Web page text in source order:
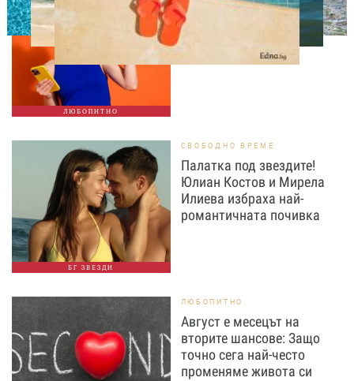
ЛЮБОПИТНО
ТЕСТ: Какво издава
телефонът ти за теб?
БГ ЗВЕЗДИ
СВОБОДНО ВРЕМЕ
Палатка под звездите!
Юлиан Костов и Мирела
Илиева избраха най-
романтичната почивка
ЛЮБОПИТНО
Август е месецът на
вторите шансове: Защо
точно сега най-често
променяме живота си